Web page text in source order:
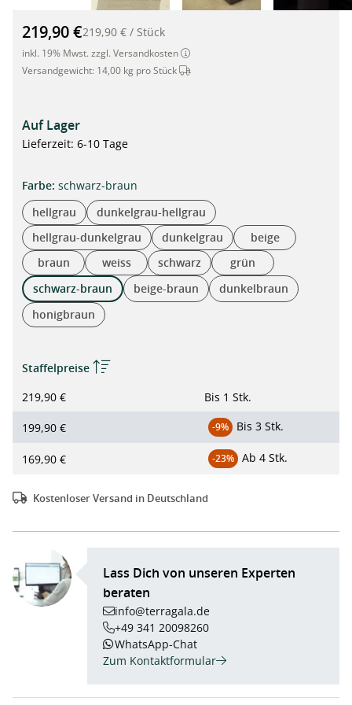
Pflanzkübel aus Rattan mit Selbstbewässerung, 125cm x
219,90 €219,90 € / Stück
inkl. 19% Mwst. zzgl. Versandkosten
Versandgewicht: 14,00 kg pro Stück Dieser Artikel wird per Spedition
Auf Lager
Lieferzeit: 6-10 Tage
Farbeauswählen
: schwarz-braun
hellgrau
dunkelgrau-hellgrau
hellgrau-dunkelgrau
dunkelgrau
beige
braun
weiss schwarz
grün
schwarz-braun
beige-braun
dunkelbraun
honigbraun
Staffelpreise
219,90 €
Bis 1 Stk.
199,90 € -9% Bis 3 Stk.
169,90 € -23% Ab 4 Stk.
Kostenloser Versand in Deutschland
Lass Dich von unseren Experten
beraten
info@terragala.de
+49 341 20098260
WhatsApp-Chat
Zum Kontaktformular